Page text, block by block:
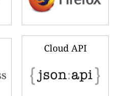
Cloud API